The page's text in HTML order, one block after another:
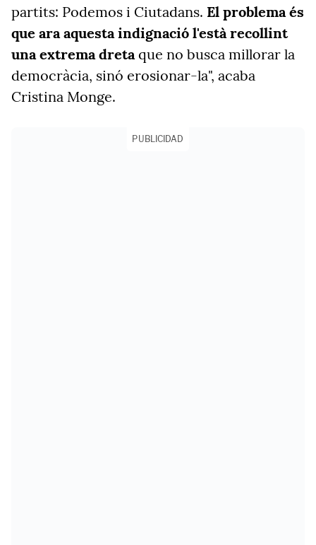
partits: Podemos i Ciutadans. El problema és
que ara aquesta indignació l'està recollint
una extrema dretaque no busca millorar la
democràcia, sinó erosionar-la", acaba
Cristina Monge.
PUBLICIDAD